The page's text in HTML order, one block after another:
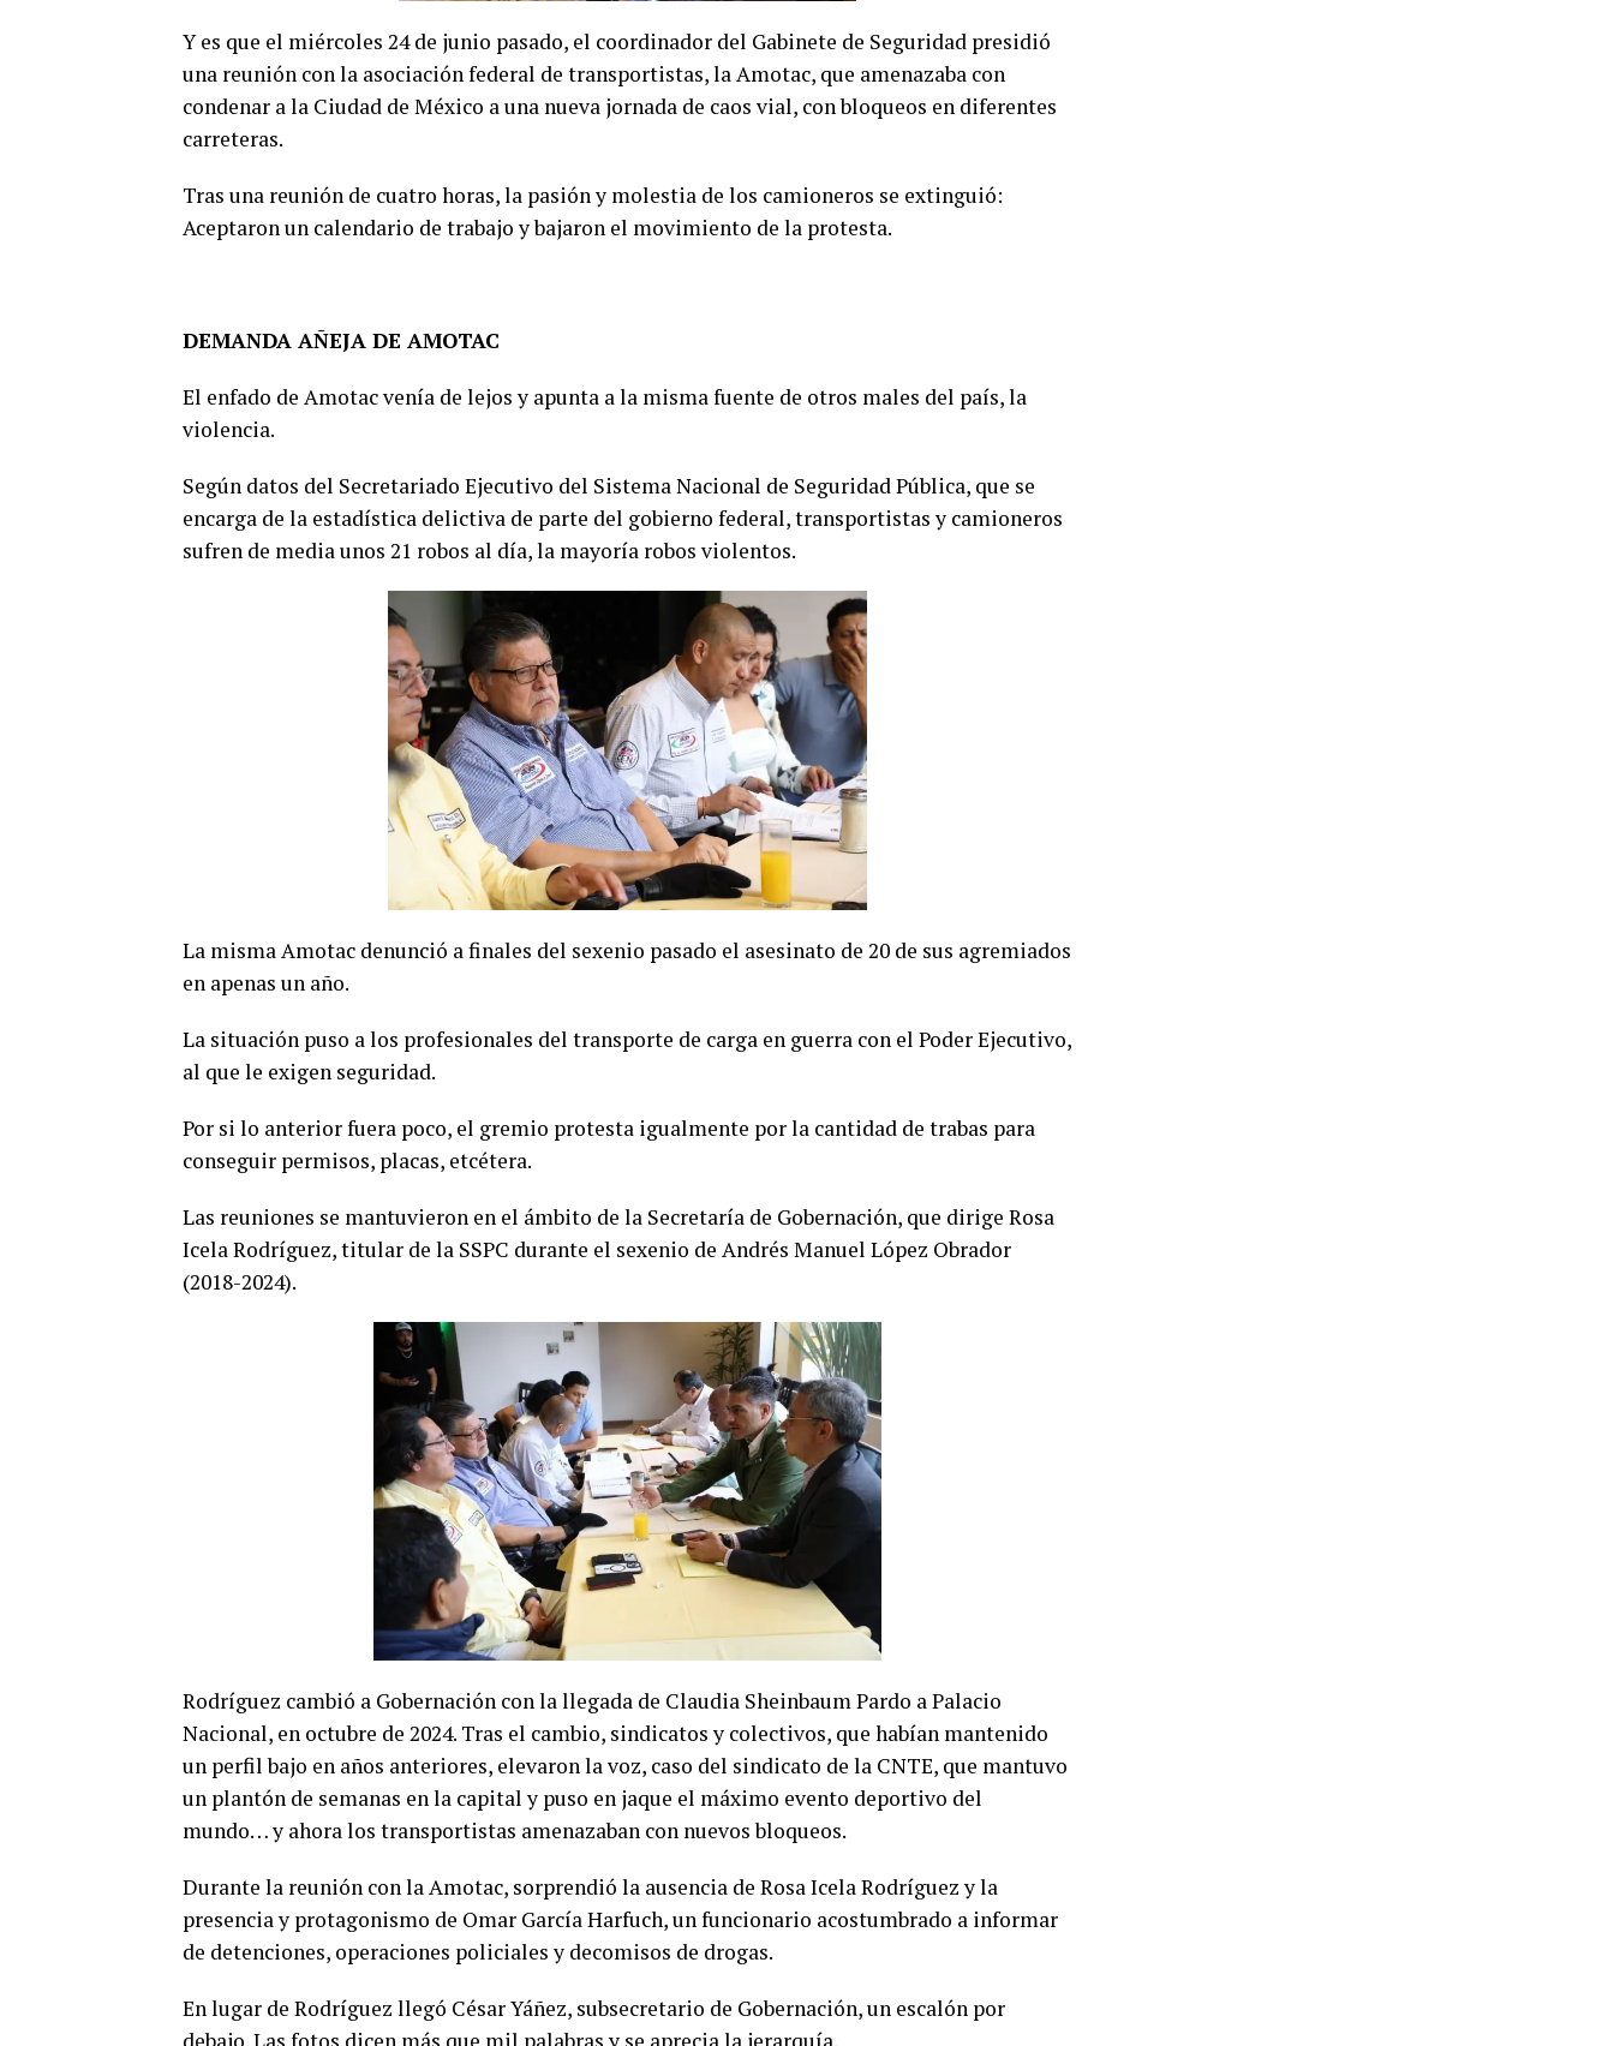
Y es que el miércoles 24 de junio pasado, el coordinador del Gabinete de Seguridad presidió
una reunión con la asociación federal de transportistas, la Amotac, que amenazaba con
condenar a la Ciudad de México a una nueva jornada de caos vial, con bloqueos en diferentes
carreteras.
Tras una reunión de cuatro horas, la pasión y molestia de los camioneros se extinguió:
Aceptaron un calendario de trabajo y bajaron el movimiento de la protesta.
DEMANDA AÑEJA DE AMOTAC
El enfado de Amotac venía de lejos y apunta a la misma fuente de otros males del país, la
violencia.
Según datos del Secretariado Ejecutivo del Sistema Nacional de Seguridad Pública, que se
encarga de la estadística delictiva de parte del gobierno federal, transportistas y camioneros
sufren de media unos 21 robos al día, la mayoría robos violentos.
La misma Amotac denunció a finales del sexenio pasado el asesinato de 20 de sus agremiados
en apenas un año.
La situación puso a los profesionales del transporte de carga en guerra con el Poder Ejecutivo,
al que le exigen seguridad.
Por si lo anterior fuera poco, el gremio protesta igualmente por la cantidad de trabas para
conseguir permisos, placas, etcétera.
Las reuniones se mantuvieron en el ámbito de la Secretaría de Gobernación, que dirige Rosa
Icela Rodríguez, titular de la SSPC durante el sexenio de Andrés Manuel López Obrador
(2018-2024).
Rodríguez cambió a Gobernación con la llegada de Claudia Sheinbaum Pardo a Palacio
Nacional, en octubre de 2024. Tras el cambio, sindicatos y colectivos, que habían mantenido
un perfil bajo en años anteriores, elevaron la voz, caso del sindicato de la CNTE, que mantuvo
un plantón de semanas en la capital y puso en jaque el máximo evento deportivo del
mundo… y ahora los transportistas amenazaban con nuevos bloqueos.
Durante la reunión con la Amotac, sorprendió la ausencia de Rosa Icela Rodríguez y la
presencia y protagonismo de Omar García Harfuch, un funcionario acostumbrado a informar
de detenciones, operaciones policiales y decomisos de drogas.
En lugar de Rodríguez llegó César Yáñez, subsecretario de Gobernación, un escalón por
debajo. Las fotos dicen más que mil palabras y se aprecia la jerarquía.